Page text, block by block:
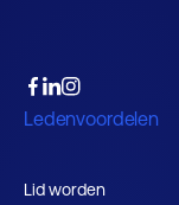
Ledenvoordelen
Lid worden